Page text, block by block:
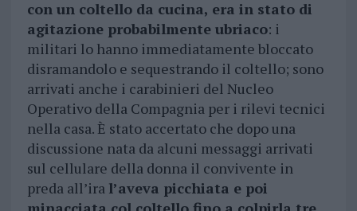
con un coltello da cucina, era in stato di
agitazione probabilmente ubriaco: i
militari lo hanno immediatamente bloccato
disramandolo e sequestrando il coltello; sono
arrivati anche i carabinieri del Nucleo
Operativo della Compagnia per i rilevi tecnici
nella casa. È stato accertato che dopo una
discussione nata da alcuni messaggi arrivati
sul cellulare della donna il convivente in
preda all’ira l’aveva picchiata e poi